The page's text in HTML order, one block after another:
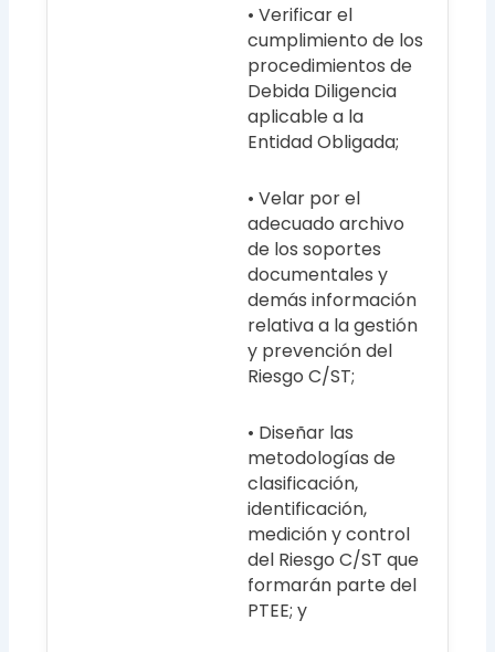
• Verificar el
cumplimiento de los
procedimientos de
Debida Diligencia
aplicable a la
Entidad Obligada;
• Velar por el
adecuado archivo
de los soportes
documentales y
demás información
relativa a la gestión
y prevención del
Riesgo C/ST;
• Diseñar las
metodologías de
clasificación,
identificación,
medición y control
del Riesgo C/ST que
formarán parte del
PTEE; y